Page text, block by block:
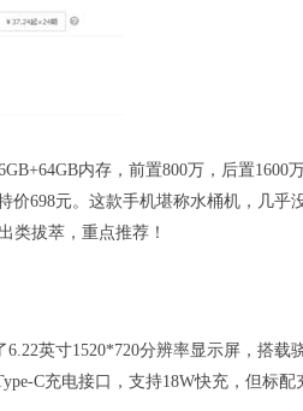
内存，前置800万，后置1600
价698元。这款手机堪称水桶机，几乎
类拔萃，重点推荐！
英寸1520*720分辨率显示屏，搭载
C充电接口，支持18W快充，但标配